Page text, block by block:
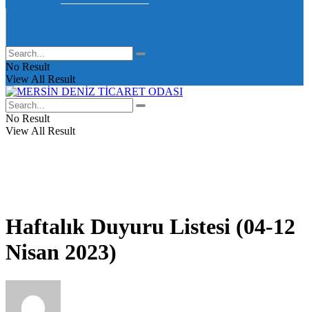
No Result
View All Result
No Result
View All Result
Haftalık Duyuru Listesi (04-12
Nisan 2023)